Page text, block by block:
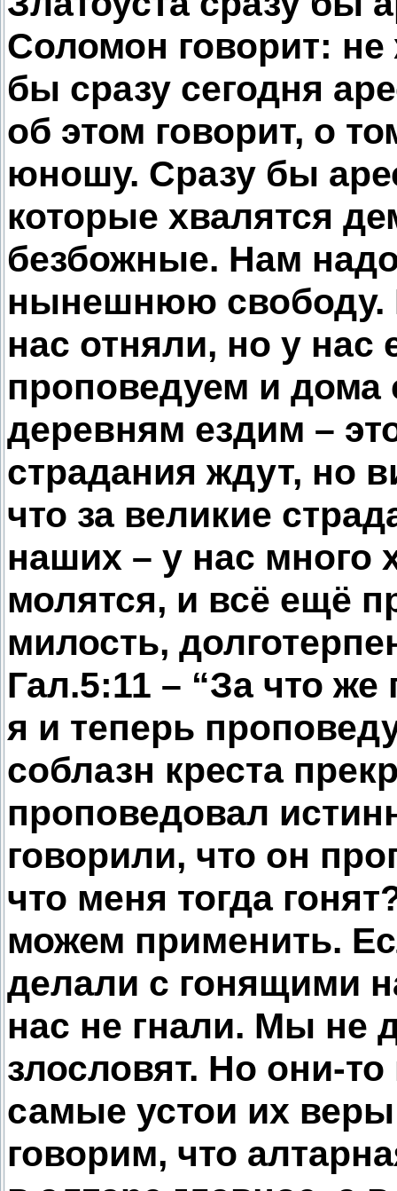
Соломон говорит:
бы сразу сегодня
об этом говорит, о
юношу. Сразу бы
которые хвалятся
безбожные. Нам
нынешнюю свободу.
нас отняли, но у
проповедуем и дома
деревням ездим –
страдания ждут, но
что за великие
наших – у нас много
молятся, и всё ещё
милость,
Гал.5:11 – “За что
я и теперь
соблазн креста
проповедовал
говорили, что он
что меня тогда
можем применить.
делали с гонящими
нас не гнали. Мы не
злословят. Но они-
самые устои их
говорим, что